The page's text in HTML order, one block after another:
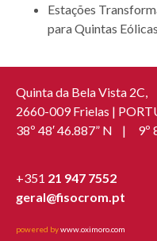
Estações
para Quintas Eólicas
Quinta da Bela Vista 2C,
2660-009 Frielas |
38º 48′ 46.887” N | 9º
+351 21 947 7552
geral@fisocrom.pt
powered bywww.oximoro.com